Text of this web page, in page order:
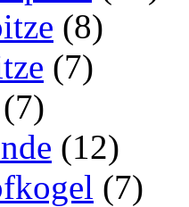
(8)
(7)
(7)
(12)
(7)